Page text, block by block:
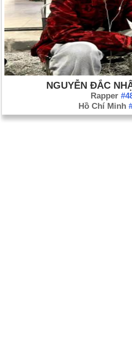
NGUYỄN ĐẮC
Rapper
Hồ Chí Minh